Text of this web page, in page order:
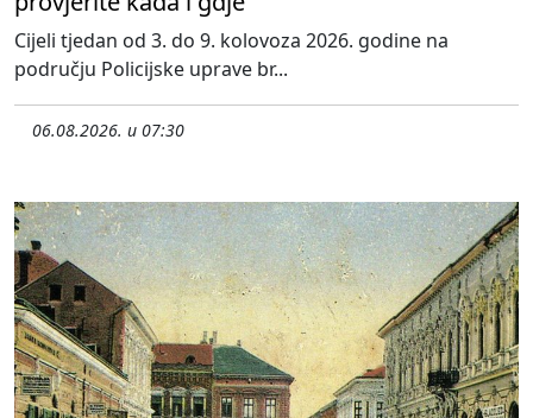
Cijeli tjedan od 3. do 9. kolovoza 2026. godine na
području Policijske uprave br...
06.08.2026. u 07:30